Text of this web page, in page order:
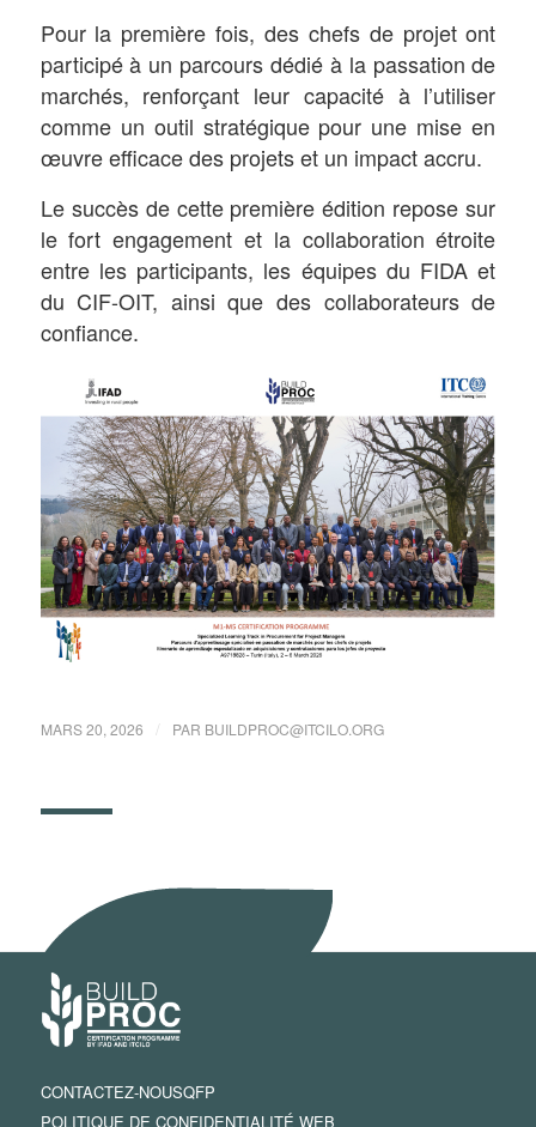
Pour la première fois, des chefs de projet ont
participé à un parcours dédié à la passation de
marchés, renforçant leur capacité à l’utiliser
comme un outil stratégique pour une mise en
œuvre efficace des projets et un impact accru.
Le succès de cette première édition repose sur
le fort engagement et la collaboration étroite
entre les participants, les équipes du FIDA et
du CIF-OIT, ainsi que des collaborateurs de
confiance.
MARS 20, 2026 PAR BUILDPROC@ITCILO.ORG
CONTACTEZ-NOUSQFP
POLITIQUE DE CONFIDENTIALITÉ WEB